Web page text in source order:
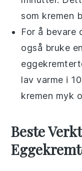
som kremen
For å bevare
også bruke
lav varme i
kremen myk
Beste